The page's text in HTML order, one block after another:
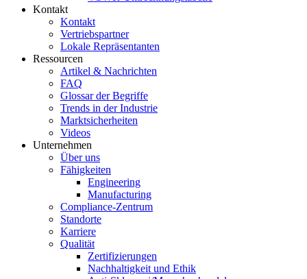
Kontakt
Kontakt
Vertriebspartner
Lokale Repräsentanten
Ressourcen
Artikel & Nachrichten
FAQ
Glossar der Begriffe
Trends in der Industrie
Marktsicherheiten
Videos
Unternehmen
Über uns
Fähigkeiten
Engineering
Manufacturing
Compliance-Zentrum
Standorte
Karriere
Qualität
Zertifizierungen
Nachhaltigkeit und Ethik